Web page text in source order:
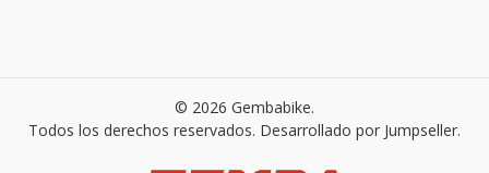
© 2026 Gembabike.
Todos los derechos reservados. Desarrollado por Jumpseller.